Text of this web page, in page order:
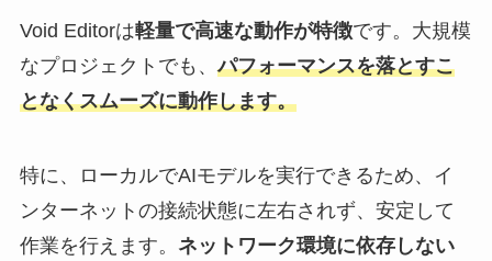
Void Editorは軽量で高速な動作が特徴です。大規模
なプロジェクトでも、パフォーマンスを落とすこ
となくスムーズに動作します。
特に、ローカルでAIモデルを実行できるため、イ
ンターネットの接続状態に左右されず、安定して
作業を行えます。 ネットワーク環境に依存しない